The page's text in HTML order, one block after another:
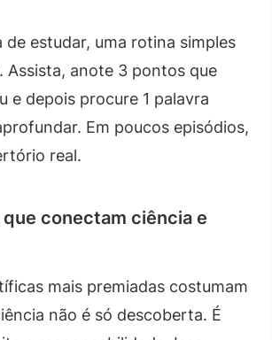
de estudar, uma rotina simples
Assista, anote 3 pontos que
e depois procure 1 palavra
Em poucos episódios,
real.
conectam ciência e
mais premiadas costumam
não é só descoberta. É